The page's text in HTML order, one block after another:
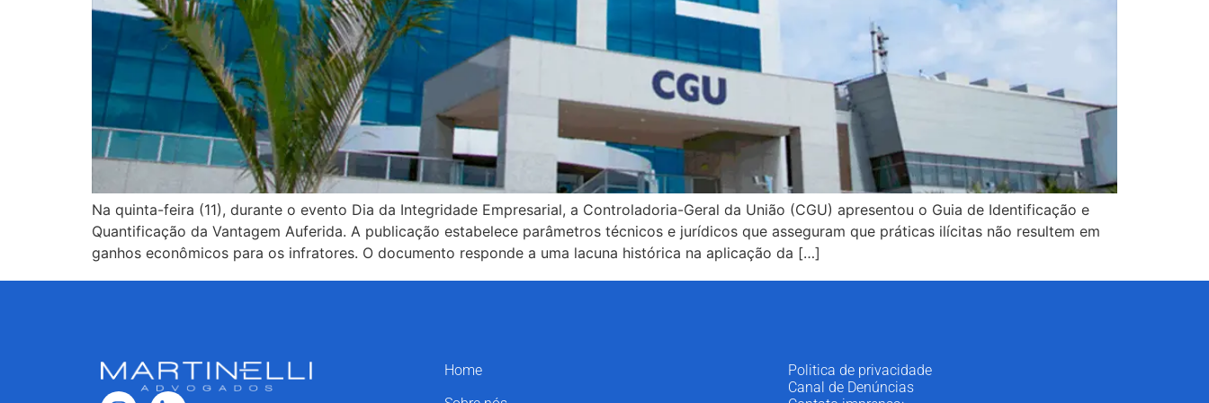
Na quinta-feira (11), durante o evento Dia da Integridade Empresarial, a Controladoria-Geral da União (CGU) apresentou o Guia de Identificação e
Quantificação da Vantagem Auferida. A publicação estabelece parâmetros técnicos e jurídicos que asseguram que práticas ilícitas não resultem em
ganhos econômicos para os infratores. O documento responde a uma lacuna histórica na aplicação da […]
Home
Politica de privacidade
Canal de Denúncias